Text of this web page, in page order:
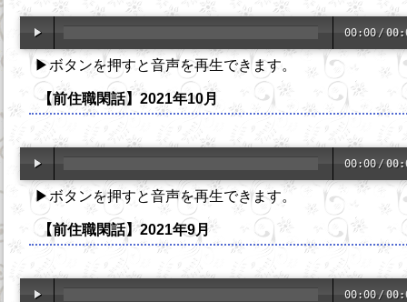
00:00 /
▶ボタンを押すと音声を再生できます。
【前住職閑話】2021年10月
00:00 /
▶ボタンを押すと音声を再生できます。
【前住職閑話】2021年9月
00:00 /